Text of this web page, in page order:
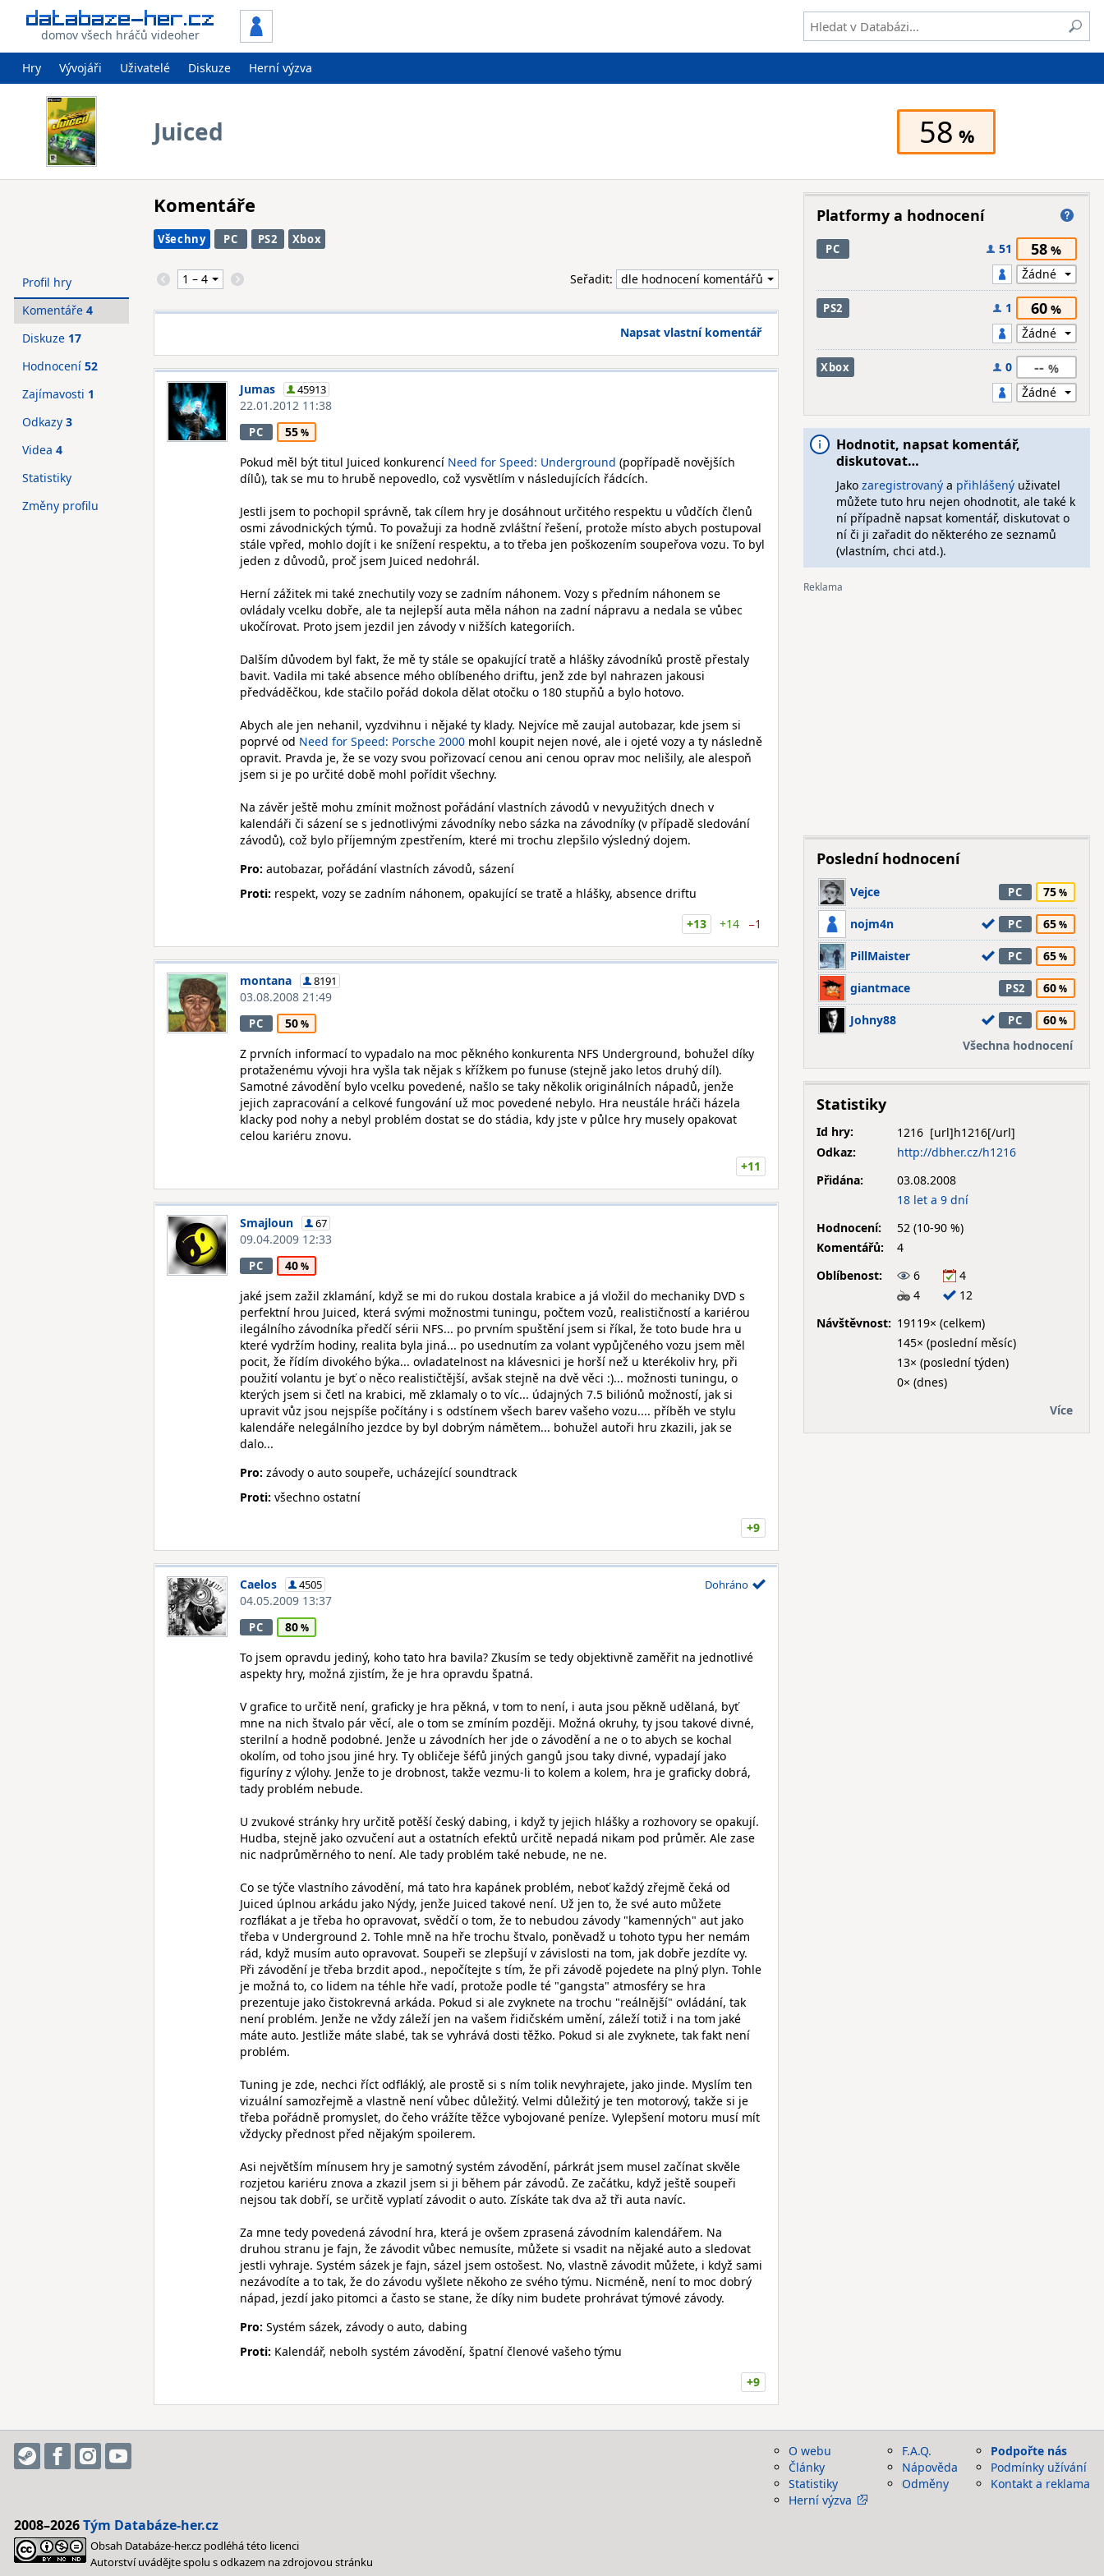
domov všech hráčů videoher
Hry Vývojáři Uživatelé Diskuze Herní výzva
Juiced 58
Komentáře
Všechny PC PS2 Xbox
Seřadit:
Napsat vlastní komentář
Jumas 45913
22.01.2012 11:38
PC
55
Pokud měl být titul Juiced konkurencí Need for Speed: Underground (popřípadě novějších
dílů), tak se mu to hrubě nepovedlo, což vysvětlím v následujících řádcích.
Jestli jsem to pochopil správně, tak cílem hry je dosáhnout určitého respektu u vůdčích členů
osmi závodnických týmů. To považuji za hodně zvláštní řešení, protože místo abych postupoval
stále vpřed, mohlo dojít i ke snížení respektu, a to třeba jen poškozením soupeřova vozu. To byl
jeden z důvodů, proč jsem Juiced nedohrál.
Herní zážitek mi také znechutily vozy se zadním náhonem. Vozy s předním náhonem se
ovládaly vcelku dobře, ale ta nejlepší auta měla náhon na zadní nápravu a nedala se vůbec
ukočírovat. Proto jsem jezdil jen závody v nižších kategoriích.
Dalším důvodem byl fakt, že mě ty stále se opakující tratě a hlášky závodníků prostě přestaly
bavit. Vadila mi také absence mého oblíbeného driftu, jenž zde byl nahrazen jakousi
předváděčkou, kde stačilo pořád dokola dělat otočku o 180 stupňů a bylo hotovo.
Abych ale jen nehanil, vyzdvihnu i nějaké ty klady. Nejvíce mě zaujal autobazar, kde jsem si
poprvé od Need for Speed: Porsche 2000 mohl koupit nejen nové, ale i ojeté vozy a ty následně
opravit. Pravda je, že se vozy svou pořizovací cenou ani cenou oprav moc nelišily, ale alespoň
jsem si je po určité době mohl pořídit všechny.
Na závěr ještě mohu zmínit možnost pořádání vlastních závodů v nevyužitých dnech v
kalendáři či sázení se s jednotlivými závodníky nebo sázka na závodníky (v případě sledování
závodů), což bylo příjemným zpestřením, které mi trochu zlepšilo výsledný dojem.
Pro: autobazar, pořádání vlastních závodů, sázení
Proti: respekt, vozy se zadním náhonem, opakující se tratě a hlášky, absence driftu
+13
+14 −1
montana 8191
03.08.2008 21:49
PC
50
Z prvních informací to vypadalo na moc pěkného konkurenta NFS Underground, bohužel díky
protaženému vývoji hra vyšla tak nějak s křížkem po funuse (stejně jako letos druhý díl).
Samotné závodění bylo vcelku povedené, našlo se taky několik originálních nápadů, jenže
jejich zapracování a celkové fungování už moc povedené nebylo. Hra neustále hráči házela
klacky pod nohy a nebyl problém dostat se do stádia, kdy jste v půlce hry musely opakovat
celou kariéru znovu.
+11
Smajloun 67
09.04.2009 12:33
PC
40
jaké jsem zažil zklamání, když se mi do rukou dostala krabice a já vložil do mechaniky DVD s
perfektní hrou Juiced, která svými možnostmi tuningu, počtem vozů, realističností a kariérou
ilegálního závodníka předčí sérii NFS... po prvním spuštění jsem si říkal, že toto bude hra u
které vydržím hodiny, realita byla jiná... po usednutím za volant vypůjčeného vozu jsem měl
pocit, že řídím divokého býka... ovladatelnost na klávesnici je horší než u kterékoliv hry, při
použití volantu je byť o něco realističtější, avšak stejně na dvě věci :)... možnosti tuningu, o
kterých jsem si četl na krabici, mě zklamaly o to víc... údajných 7.5 biliónů možností, jak si
upravit vůz jsou nejspíše počítány i s odstínem všech barev vašeho vozu.... příběh ve stylu
kalendáře nelegálního jezdce by byl dobrým námětem... bohužel autoři hru zkazili, jak se
dalo...
Pro: závody o auto soupeře, ucházející soundtrack
Proti: všechno ostatní
+9
Caelos 4505
04.05.2009 13:37
Dohráno
PC
80
To jsem opravdu jediný, koho tato hra bavila? Zkusím se tedy objektivně zaměřit na jednotlivé
aspekty hry, možná zjistím, že je hra opravdu špatná.
V grafice to určitě není, graficky je hra pěkná, v tom to není, i auta jsou pěkně udělaná, byť
mne na nich štvalo pár věcí, ale o tom se zmíním později. Možná okruhy, ty jsou takové divné,
sterilní a hodně podobné. Jenže u závodních her jde o závodění a ne o to abych se kochal
okolím, od toho jsou jiné hry. Ty obličeje šéfů jiných gangů jsou taky divné, vypadají jako
figuríny z výlohy. Jenže to je drobnost, takže vezmu-li to kolem a kolem, hra je graficky dobrá,
tady problém nebude.
U zvukové stránky hry určitě potěší český dabing, i když ty jejich hlášky a rozhovory se opakují.
Hudba, stejně jako ozvučení aut a ostatních efektů určitě nepadá nikam pod průměr. Ale zase
nic nadprůměrného to není. Ale tady problém také nebude, ne ne.
Co se týče vlastního závodění, má tato hra kapánek problém, neboť každý zřejmě čeká od
Juiced úplnou arkádu jako Nýdy, jenže Juiced takové není. Už jen to, že své auto můžete
rozflákat a je třeba ho opravovat, svědčí o tom, že to nebudou závody "kamenných" aut jako
třeba v Underground 2. Tohle mně na hře trochu štvalo, poněvadž u tohoto typu her nemám
rád, když musím auto opravovat. Soupeři se zlepšují v závislosti na tom, jak dobře jezdíte vy.
Při závodění je třeba brzdit apod., nepočítejte s tím, že při závodě pojedete na plný plyn. Tohle
je možná to, co lidem na téhle hře vadí, protože podle té "gangsta" atmosféry se hra
prezentuje jako čistokrevná arkáda. Pokud si ale zvyknete na trochu "reálnější" ovládání, tak
není problém. Jenže ne vždy záleží jen na vašem řidičském umění, záleží totiž i na tom jaké
máte auto. Jestliže máte slabé, tak se vyhrává dosti těžko. Pokud si ale zvyknete, tak fakt není
problém.
Tuning je zde, nechci říct odfláklý, ale prostě si s ním tolik nevyhrajete, jako jinde. Myslím ten
vizuální samozřejmě a vlastně není vůbec důležitý. Velmi důležitý je ten motorový, takže si je
třeba pořádně promyslet, do čeho vrážíte těžce vybojované peníze. Vylepšení motoru musí mít
vždycky přednost před nějakým spoilerem.
Asi největším mínusem hry je samotný systém závodění, párkrát jsem musel začínat skvěle
rozjetou kariéru znova a zkazil jsem si ji během pár závodů. Ze začátku, když ještě soupeři
nejsou tak dobří, se určitě vyplatí závodit o auto. Získáte tak dva až tři auta navíc.
Za mne tedy povedená závodní hra, která je ovšem zprasená závodním kalendářem. Na
druhou stranu je fajn, že závodit vůbec nemusíte, můžete si vsadit na nějaké auto a sledovat
jestli vyhraje. Systém sázek je fajn, sázel jsem ostošest. No, vlastně závodit můžete, i když sami
nezávodíte a to tak, že do závodu vyšlete někoho ze svého týmu. Nicméně, není to moc dobrý
nápad, jezdí jako pitomci a často se stane, že díky nim budete prohrávat týmové závody.
Pro: Systém sázek, závody o auto, dabing
Proti: Kalendář, nebolh systém závodění, špatní členové vašeho týmu
+9
Profil hry
Komentáře 4
Diskuze 17
Hodnocení 52
Zajímavosti 1
Odkazy 3
Videa 4
Statistiky
Změny profilu
Platformy a hodnocení
PC 51 58
PS2 1 60
Xbox 0 --
Hodnotit, napsat komentář,
diskutovat…
Jako zaregistrovanýa přihlášenýuživatel
můžete tuto hru nejen ohodnotit, ale také k
ní případně napsat komentář, diskutovat o
ní či ji zařadit do některého ze seznamů
(vlastním, chci atd.).
Poslední hodnocení
Vejce PC 75
nojm4n PC 65
PillMaister PC 65
giantmace PS2 60
Johny88 PC
60
Všechna hodnocení
Statistiky
Id hry:
1216
Odkaz:
http://dbher.cz/h1216
Přidána:
03.08.2008
18 let a 9 dní
Hodnocení:
52 (10-90 %)
Komentářů:
4
Oblíbenost:
6
4
4
12
Návštěvnost: 19119× (celkem)
145× (poslední měsíc)
13× (poslední týden)
0× (dnes)
Více
O webu
Články
Statistiky
Herní výzva
F.A.Q.
Nápověda
Odměny
Podpořte nás
Podmínky užívání
Kontakt a reklama
2008–2026Tým Databáze-her.cz
Obsah Databáze-her.cz podléhá této licenci
Autorství uvádějte spolu s odkazem na zdrojovou stránku